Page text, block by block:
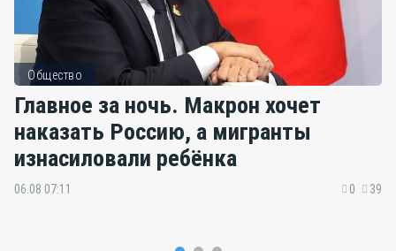
Общество
Главное за ночь. Макрон хочет
наказать Россию, а мигранты
изнасиловали ребёнка
06.08 07:11 0 39